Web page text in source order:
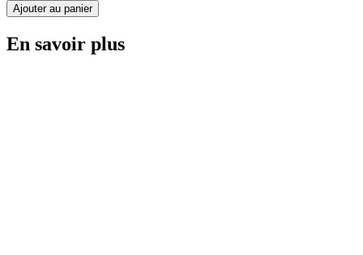
Ajouter au panier
En savoir plus